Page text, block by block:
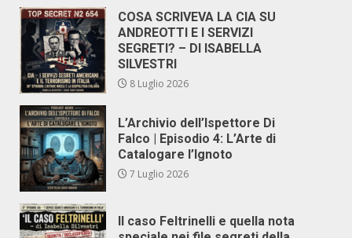
COSA SCRIVEVA LA CIA SU
ANDREOTTI E I SERVIZI
SEGRETI? – DI ISABELLA
SILVESTRI
8 Luglio 2026
L’Archivio dell’Ispettore Di
Falco | Episodio 4: L’Arte di
Catalogare l’Ignoto
7 Luglio 2026
Il caso Feltrinelli e quella nota